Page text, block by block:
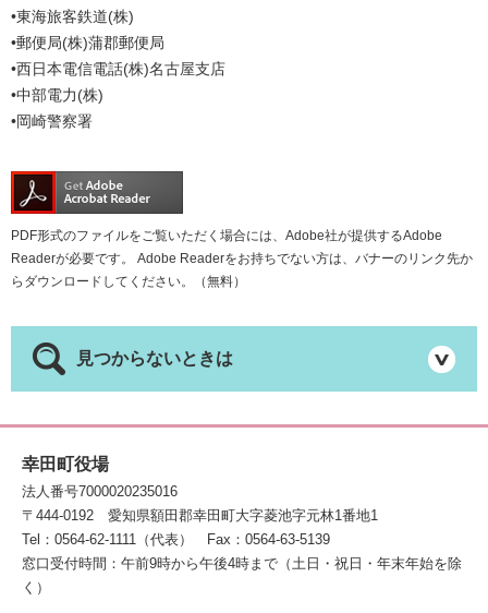
•東海旅客鉄道(株)
•郵便局(株)蒲郡郵便局
•西日本電信電話(株)名古屋支店
•中部電力(株)
•岡崎警察署
PDF形式のファイルをご覧いただく場合には、Adobe社が提供するAdobe
Readerが必要です。
Adobe Readerをお持ちでない方は、バナーのリンク先か
らダウンロードしてください。（無料）
見つからないときは
幸田町役場
法人番号7000020235016
〒444-0192
愛知県額田郡幸田町大字菱池字元林1番地1
Tel：0564-62-1111（代表）
Fax：0564-63-5139
窓口受付時間：午前9時から午後4時まで（土日・祝日・年末年始を除
く）